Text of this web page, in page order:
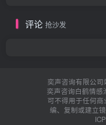
评论 抢沙发
奕声咨询有限公
奕声咨询白鹤情感
可不得用于任何
编、复制或建立